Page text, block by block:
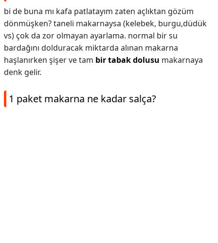
bi de buna mı kafa patlatayım zaten açlıktan gözüm
dönmüşken? taneli makarnaysa (kelebek, burgu,düdük
vs) çok da zor olmayan ayarlama. normal bir su
bardağını dolduracak miktarda alınan makarna
haşlanırken şişer ve tam bir tabak dolusu makarnaya
denk gelir.
1 paket makarna ne kadar salça?